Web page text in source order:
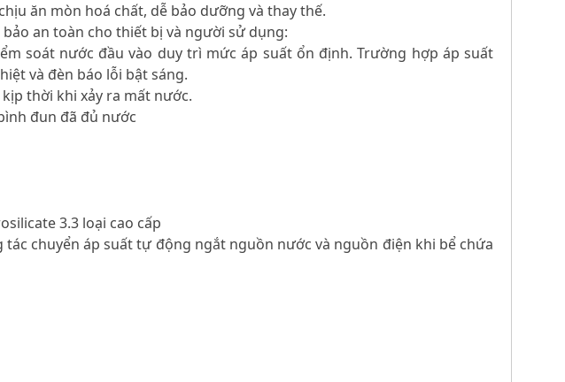
ăn mòn hoá chất, dễ bảo dưỡng và thay thế.
an toàn cho thiết bị và người sử dụng:
soát nước đầu vào duy trì mức áp suất ổn định. Trường hợp áp suất
và đèn báo lỗi bật sáng.
thời khi xảy ra mất nước.
đun đã đủ nước
3.3 loại cao cấp
chuyển áp suất tự động ngắt nguồn nước và nguồn điện khi bể chứa